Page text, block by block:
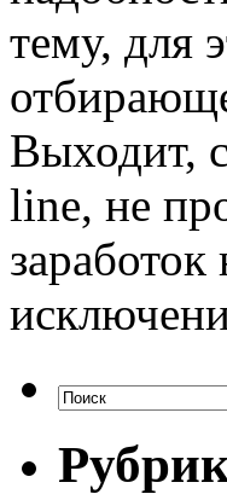
тему, для
Выходит,
line, не